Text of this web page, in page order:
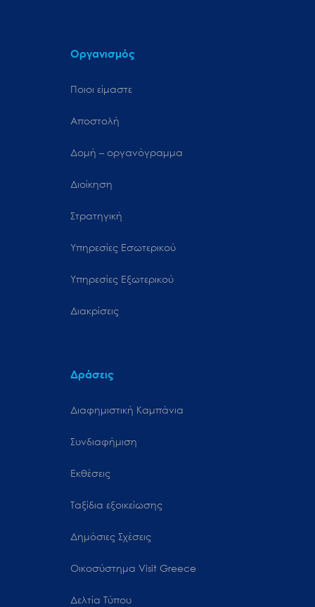
Οργανισμός
Ποιοι είμαστε
Αποστολή
Δομή – οργανόγραμμα
Διοίκηση
Στρατηγική
Υπηρεσίες Εσωτερικού
Υπηρεσίες Εξωτερικού
Διακρίσεις
Δράσεις
Διαφημιστική Καμπάνια
Συνδιαφήμιση
Εκθέσεις
Ταξίδια εξοικείωσης
Δημόσιες Σχέσεις
Oικοσύστημα Visit Greece
Δελτία Τύπου